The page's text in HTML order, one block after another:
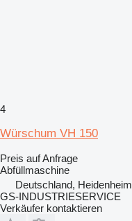
4
Würschum VH 150
Preis auf Anfrage
Abfüllmaschine
Deutschland, Heidenheim
GS-INDUSTRIESERVICE
Verkäufer kontaktieren